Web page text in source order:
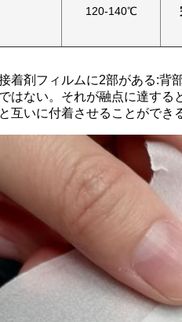
120-140℃
着剤フィルムに2部がある:背
はない。それが融点に達する
互いに付着させることができ